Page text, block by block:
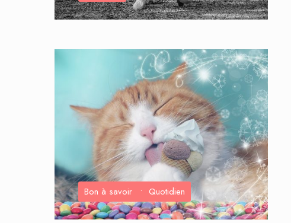
Bon à savoir • Quotidien